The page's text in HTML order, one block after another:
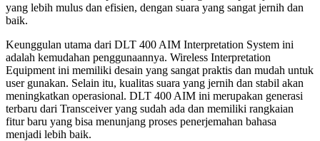
yang lebih mulus dan efisien, dengan suara yang sangat jernih dan
baik.
Keunggulan utama dari DLT 400 AIM Interpretation System ini
adalah kemudahan penggunaannya. Wireless Interpretation
Equipment ini memiliki desain yang sangat praktis dan mudah untuk
user gunakan. Selain itu, kualitas suara yang jernih dan stabil akan
meningkatkan operasional. DLT 400 AIM ini merupakan generasi
terbaru dari Transceiver yang sudah ada dan memiliki rangkaian
fitur baru yang bisa menunjang proses penerjemahan bahasa
menjadi lebih baik.